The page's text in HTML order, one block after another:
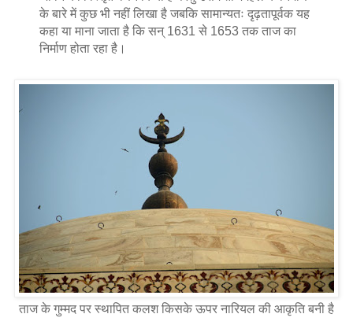
के बारे में कुछ भी नहीं लिखा है जबकि सामान्यतः दृढ़तापूर्वक यह
कहा या माना जाता है कि सन् 1631 से 1653 तक ताज का
निर्माण होता रहा है।
ताज के गुम्मद पर स्थापित कलश किसके ऊपर नारियल की आकृति बनी है